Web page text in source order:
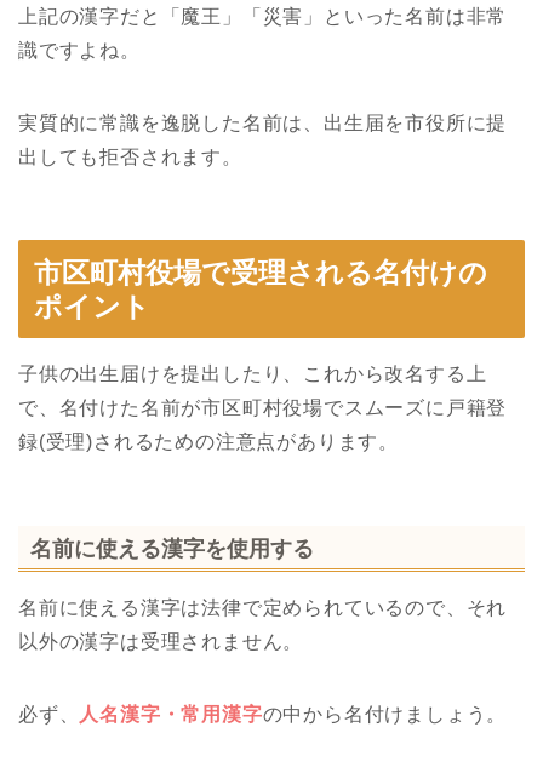
上記の漢字だと「魔王」「災害」といった名前は非常
識ですよね。
実質的に常識を逸脱した名前は、出生届を市役所に提
出しても拒否されます。
市区町村役場で受理される名付けの
ポイント
子供の出生届けを提出したり、これから改名する上
で、名付けた名前が市区町村役場でスムーズに戸籍登
録(受理)されるための注意点があります。
名前に使える漢字を使用する
名前に使える漢字は法律で定められているので、それ
以外の漢字は受理されません。
必ず、 人名漢字・常用漢字の中から名付けましょう。